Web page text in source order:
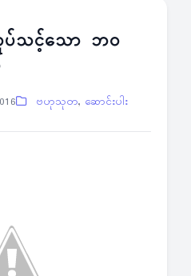
ပ်သင့်သော ဘဝ
ဗဟုသုတ, ဆောင်းပါး